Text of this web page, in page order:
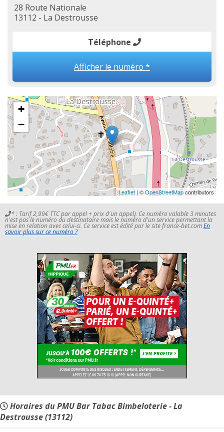
28 Route Nationale
13112 - La Destrousse
Téléphone
Afficher le numéro *
+
−
Leaflet | ©OpenStreetMapcontributors
* : Tarif 2,99€ TTC par appel + prix d'un appel). Ce numéro valable 3 minutes
n'est pas le numéro du destinataire mais le numéro d'un service permettant la
mise en relation avec celui-ci. Ce service est édité par le site france-bet.comEn
savoir plus sur ce numéro ?
Horaires du PMU Bar Tabac Bimbeloterie - La
Destrousse (13112)